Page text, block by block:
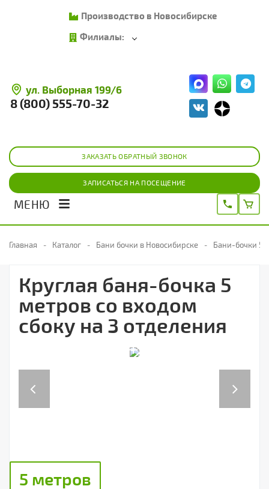
Производство в Новосибирске
Филиалы:
ул. Выборная 199/6
8 (800) 555-70-32
ЗАКАЗАТЬ ОБРАТНЫЙ ЗВОНОК
ЗАПИСАТЬСЯ НА ПОСЕЩЕНИЕ
МЕНЮ
Главная Каталог Бани бочки в Новосибирске Бани-бочки 5
Круглая баня-бочка 5
метров со входом
сбоку на 3 отделения
5 метров